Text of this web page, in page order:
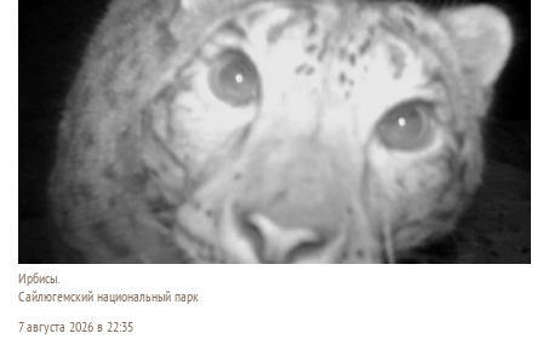
Ирбисы.
Сайлюгемский национальный парк
7 августа 2026 в 22:35